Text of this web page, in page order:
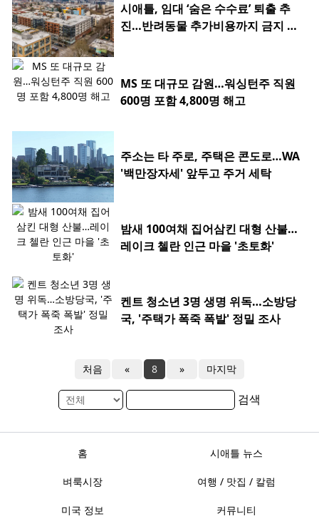
시애틀, 임대 ‘숨은 수수료’ 퇴출 추
진…반려동물 추가비용까지 금지 검
MS 또 대규모 감원…워싱턴주 직원
600명 포함 4,800명 해고
주소는 타 주로, 주택은 콘도로…WA
'백만장자세' 앞두고 주거 세탁
밤새 100여채 집어삼킨 대형 산불…
레이크 첼란 인근 마을 '초토화'
켄트 청소년 3명 생명 위독…소방당
국, '주택가 폭죽 폭발' 정밀 조사
처음 « 8 » 마지막
검색
홈 시애틀 뉴스
벼룩시장 여행 / 맛집 / 칼럼
미국 정보 커뮤니티